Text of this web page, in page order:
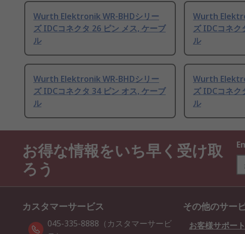
Wurth Elektronik WR-BHDシリー
ズ IDCコネクタ 26 ピン メス, ケーブ
ル
Wurth
ズ IDCコネク
ル
Wurth Elektronik WR-BHDシリー
ズ IDCコネクタ 34 ピン オス, ケーブ
ル
Wurth
ズ IDCコネク
ル
お得な情報をいち早く受け取
ろう
カスタマーサービス
045-335-8888（カスタマーサービ
その他のサー
お客様サポート